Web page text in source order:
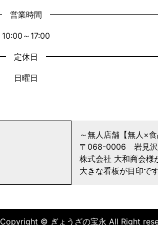
営業時間
10:00～17:00
定休日
日曜日
～無人店舗【無人×
〒068-0006 岩見沢
株式会社 大和商会様
大きな看板が目印です
Copyright © ぎょうざの宝永 All Right